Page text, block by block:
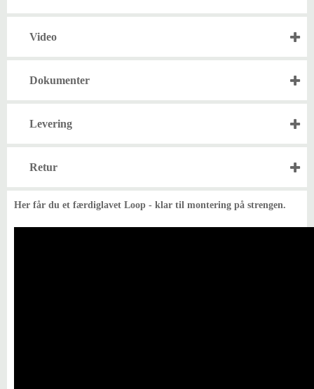
Video
Dokumenter
Levering
Retur
Her får du et færdiglavet Loop - klar til montering på strengen.